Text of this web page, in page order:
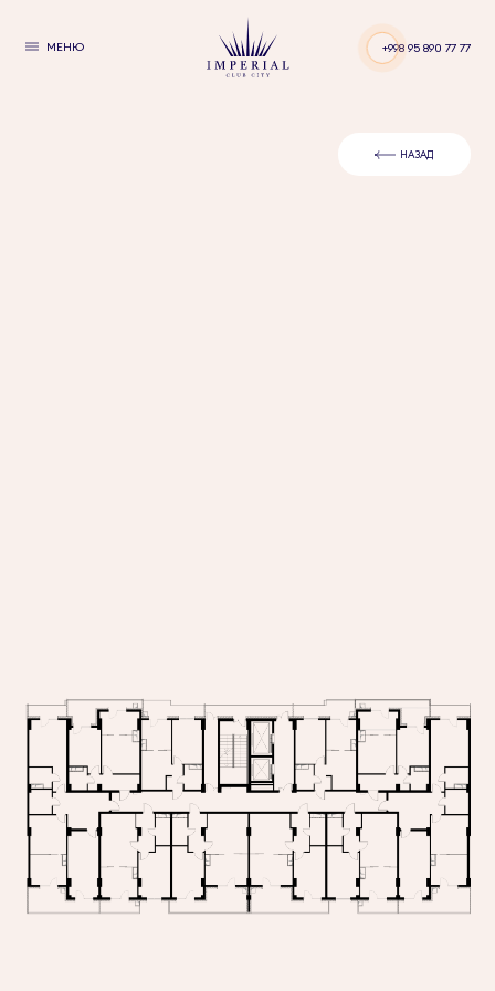
МЕНЮ +998 95 890 77 77
НАЗАД